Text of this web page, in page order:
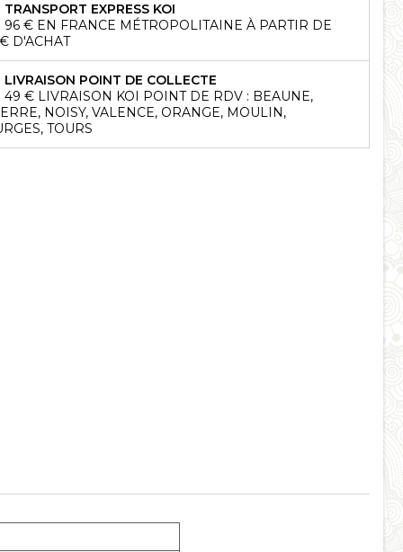
TRANSPORT EXPRESS KOI
96 € EN FRANCE MÉTROPOLITAINE À PARTIR DE
D'ACHAT
LIVRAISON POINT DE COLLECTE
49 € LIVRAISON KOI POINT DE RDV : BEAUNE,
NOISY, VALENCE, ORANGE, MOULIN,
TOURS